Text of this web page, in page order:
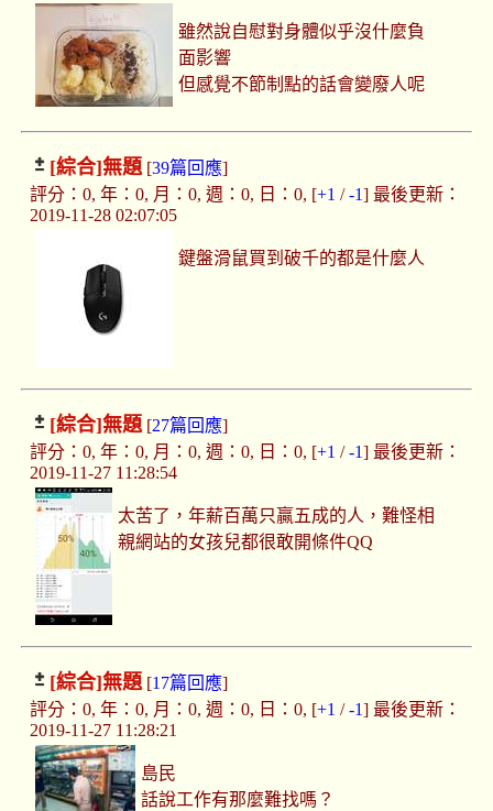
雖然說自慰對身體似乎沒什麼負
面影響
但感覺不節制點的話會變廢人呢
[綜合]無題[39篇回應]
評分：0, 年：0, 月：0, 週：0, 日：0, [+1 /-1] 最後更新：
2019-11-28 02:07:05
鍵盤滑鼠買到破千的都是什麼人
[綜合]無題[27篇回應]
評分：0, 年：0, 月：0, 週：0, 日：0, [+1 /-1] 最後更新：
2019-11-27 11:28:54
太苦了，年薪百萬只贏五成的人，難怪相
親網站的女孩兒都很敢開條件QQ
[綜合]無題[17篇回應]
評分：0, 年：0, 月：0, 週：0, 日：0, [+1 /-1] 最後更新：
2019-11-27 11:28:21
島民
話說工作有那麼難找嗎？